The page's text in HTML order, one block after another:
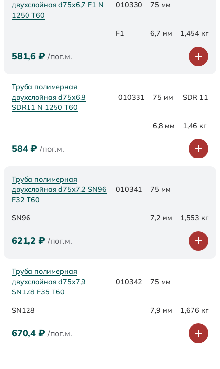
двухслойная d75x6,7 F1 N
1250 Т60
010330 75 мм
F1 6,7 мм 1,454 кг
581,6 ₽ /пог.м.
Труба полимерная
двухслойная d75x6,8
SDR11 N 1250 Т60
010331 75 мм SDR 11
6,8 мм 1,46 кг
584 ₽ /пог.м.
Труба полимерная
двухслойная d75х7,2 SN96
F32 Т60
010341 75 мм
SN96 7,2 мм 1,553 кг
621,2 ₽ /пог.м.
Труба полимерная
двухслойная d75х7,9
SN128 F35 Т60
010342 75 мм
SN128 7,9 мм 1,676 кг
670,4 ₽ /пог.м.